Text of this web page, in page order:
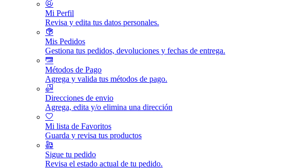
Mi Perfil
Revisa y edita tus datos personales.
Mis Pedidos
Gestiona tus pedidos, devoluciones y fechas de entrega.
Métodos de Pago
Agrega y valida tus métodos de pago.
Direcciones de envio
Agrega, edita y/o elimina una dirección
Mi lista de Favoritos
Guarda y revisa tus productos
Sigue tu pedido
Revisa el estado actual de tu pedido.